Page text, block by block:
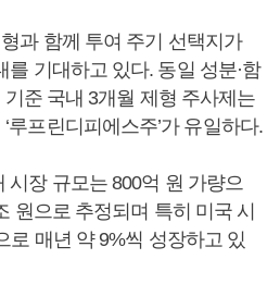
과 함께 투여 주기 선택지가
를 기대하고 있다. 동일 성분·함
준 국내 3개월 제형 주사제는
루프린디피에스주’가 유일하다.
시장 규모는 800억 원 가량으
원으로 추정되며 특히 미국 시
로 매년 약 9%씩 성장하고 있